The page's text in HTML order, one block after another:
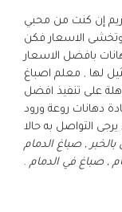
إن كنت من محبي
وتخشى الاسعار فكن
بافضل الاسعار
لها , معلم اصباغ
على تنفيذ افضل
دهانات روعة ورود
التواصل به حالا
, صباغ الدمام
, صباغ في الدمام .